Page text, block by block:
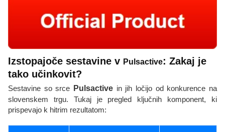
Izstopajoče sestavine v Pulsactive: Zakaj je
tako učinkovit?
Sestavine so srce Pulsactive in jih ločijo od konkurence na
slovenskem trgu. Tukaj je pregled ključnih komponent, ki
prispevajo k hitrim rezultatom: